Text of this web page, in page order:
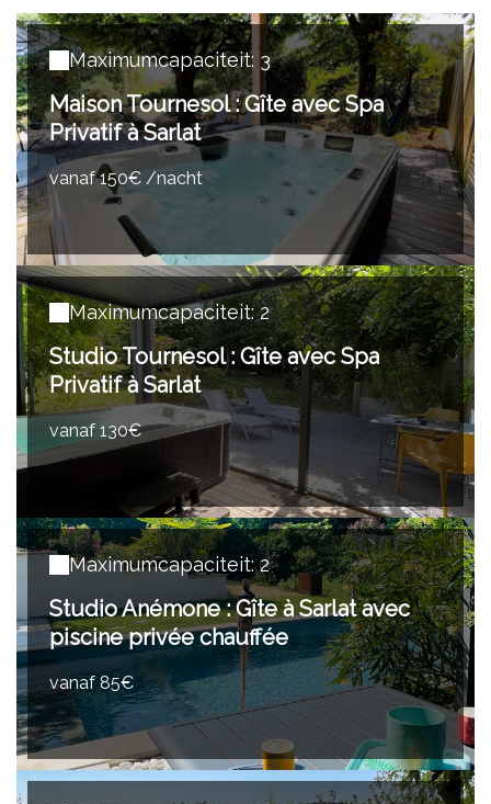
Maximumcapaciteit: 3
Maison Tournesol : Gîte avec Spa
Privatif à Sarlat
vanaf 150€ /nacht
Maximumcapaciteit: 2
Studio Tournesol : Gîte avec Spa
Privatif à Sarlat
vanaf 130€
Maximumcapaciteit: 2
Studio Anémone : Gîte à Sarlat avec
piscine privée chauffée
vanaf 85€